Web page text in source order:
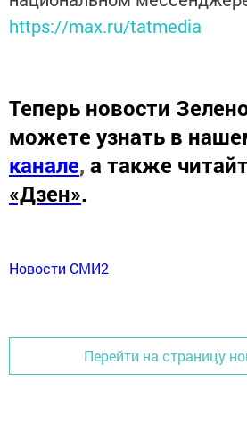
https://max.ru/tatmedia
Теперь новости
можете узнать в
канале, а также
«Дзен».
Новости СМИ2
Перейти на страницу